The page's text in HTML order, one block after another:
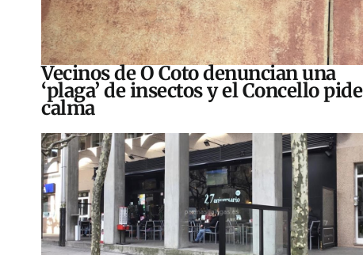
Vecinos de O Coto denuncian una
‘plaga’ de insectos y el Concello pide
calma